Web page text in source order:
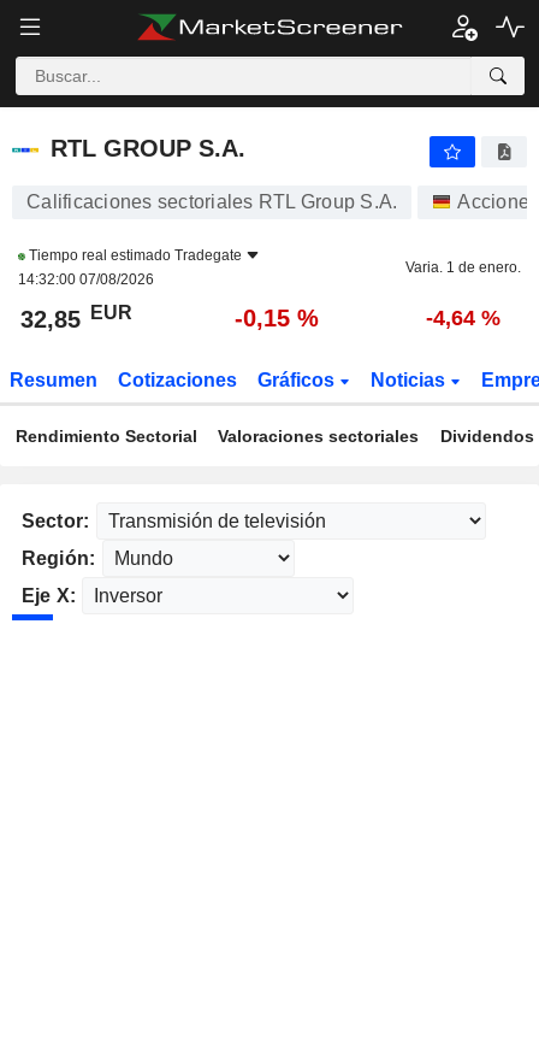
RTL GROUP S.A.
RTL GROUP S.A.
Calificaciones sectoriales RTL Group S.A. Acciones
Tiempo real estimado Tradegate
14:32:00 07/08/2026
Varia. 1 de enero.
32,85 EUR -0,15 % -4,64 %
Resumen Cotizaciones Gráficos Noticias
Rendimiento Sectorial Valoraciones sectoriales
Sector:
Región:
Eje X: